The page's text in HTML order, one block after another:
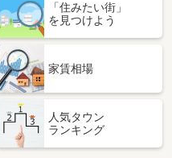
「住みたい街」
を見つけよう
家賃相場
人気タウン
ランキング